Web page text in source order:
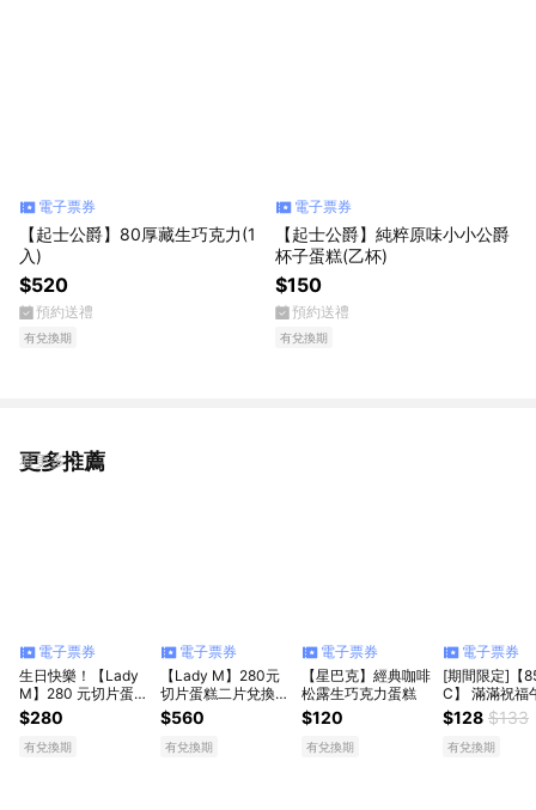
電子票券
【起士公爵】80厚藏生巧克力(1
入)
$520
預約送禮
有兌換期
電子票券
【起士公爵】純粹原味小小公爵
杯子蛋糕(乙杯)
$150
預約送禮
有兌換期
更多推薦
看更多
電子票券
生日快樂！【Lady
M】280 元切片蛋糕
兌換券（僅限部分門
市外帶）
$280
有兌換期
電子票券
【Lady M】280元
切片蛋糕二片兌換券
(僅限部分門市外帶)
$560
有兌換期
電子票券
【星巴克】經典咖啡
松露生巧克力蛋糕
$120
有兌換期
電子票券
[期間限定]【
C】 滿滿祝福
好禮即享券
品+68元蛋糕)
$128 $133
有兌換期